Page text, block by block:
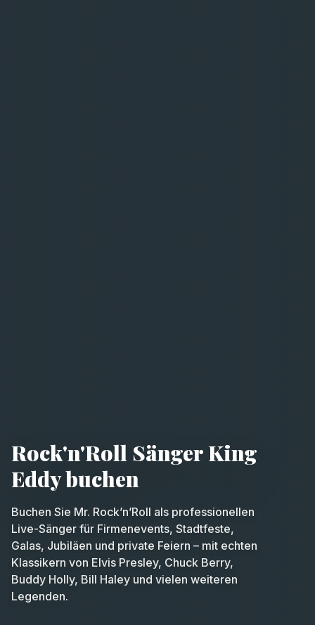
Rock'n'Roll Sänger King
Eddy buchen
Buchen Sie Mr. Rock’n’Roll als professionellen
Live-Sänger für Firmenevents, Stadtfeste,
Galas, Jubiläen und private Feiern – mit echten
Klassikern von Elvis Presley, Chuck Berry,
Buddy Holly, Bill Haley und vielen weiteren
Legenden.